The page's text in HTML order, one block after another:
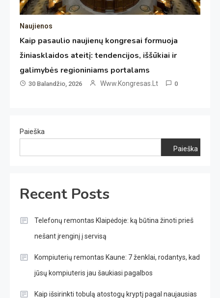
Naujienos
Kaip pasaulio naujienų kongresai formuoja
žiniasklaidos ateitį: tendencijos, iššūkiai ir
galimybės regioniniams portalams
30 Balandžio, 2026 Www.kongresas.lt 0
Paieška
Paieška
Recent Posts
Telefonų remontas Klaipėdoje: ką būtina žinoti prieš
nešant įrenginį į servisą
Kompiuterių remontas Kaune: 7 ženklai, rodantys, kad
jūsų kompiuteris jau šaukiasi pagalbos
Kaip išsirinkti tobulą atostogų kryptį pagal naujausias